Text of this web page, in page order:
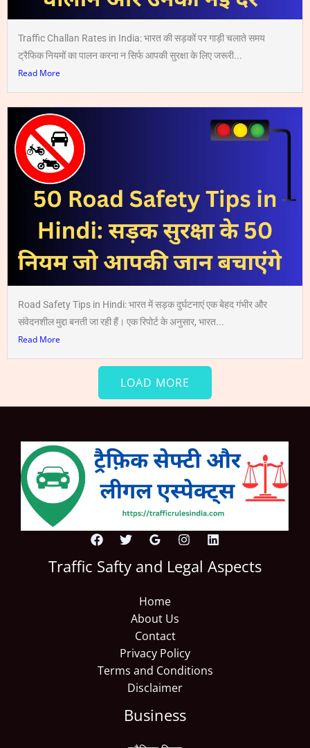
Traffic Challan Rates in India: भारत की सड़कों पर गाड़ी चलाते समय
ट्रैफिक नियमों का पालन करना न सिर्फ आपकी सुरक्षा के लिए जरूरी...
Read More
Road Safety Tips in Hindi: भारत में सड़क दुर्घटनाएं एक बेहद गंभीर और
संवेदनशील मुद्दा बनती जा रही हैं। एक रिपोर्ट के अनुसार, भारत...
Read More
LOAD MORE
Traffic Safty and Legal Aspects
Home
About Us
Contact
Privacy Policy
Terms and Conditions
Disclaimer
Business